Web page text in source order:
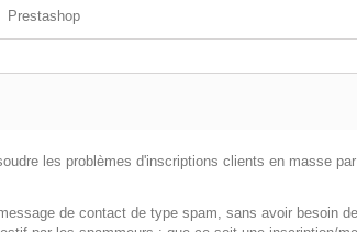
Prestashop
les problèmes d'inscriptions clients en masse
de contact de type spam, sans avoir besoin